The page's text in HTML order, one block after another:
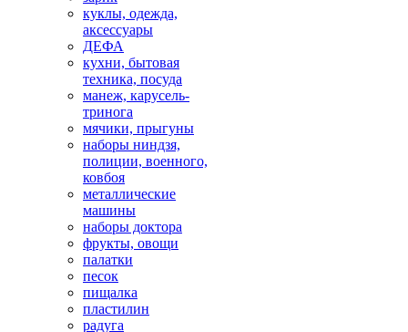
куклы, одежда,
аксессуары
ДЕФА
кухни, бытовая
техника, посуда
манеж, карусель-
тринога
мячики, прыгуны
наборы ниндзя,
полиции, военного,
ковбоя
металлические
машины
наборы доктора
фрукты, овощи
палатки
песок
пищалка
пластилин
радуга